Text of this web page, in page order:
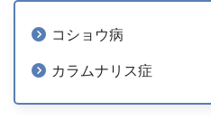
コショウ病
カラムナリス症